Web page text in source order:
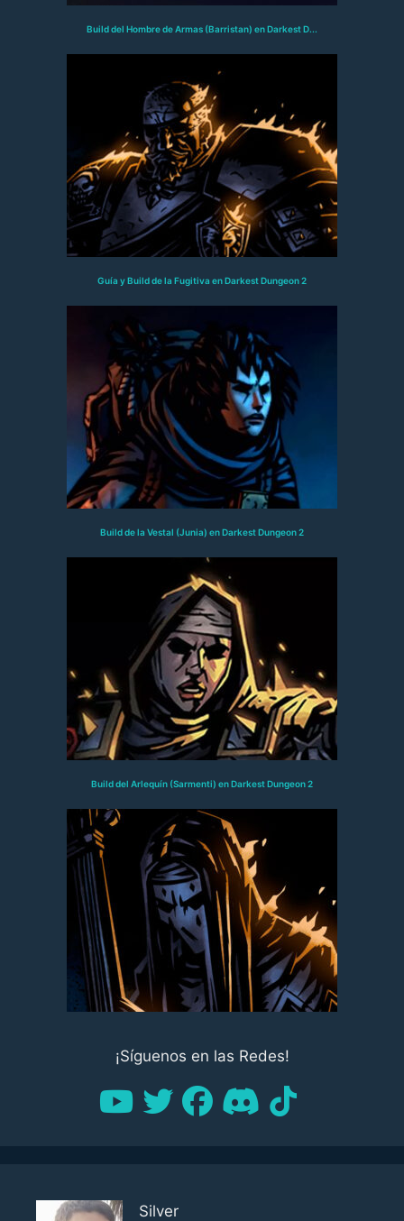
Build del Hombre de Armas (Barristan) en Darkest D...
Guía y Build de la Fugitiva en Darkest Dungeon 2
Build de la Vestal (Junia) en Darkest Dungeon 2
Build del Arlequín (Sarmenti) en Darkest Dungeon 2
¡Síguenos en las Redes!
Silver